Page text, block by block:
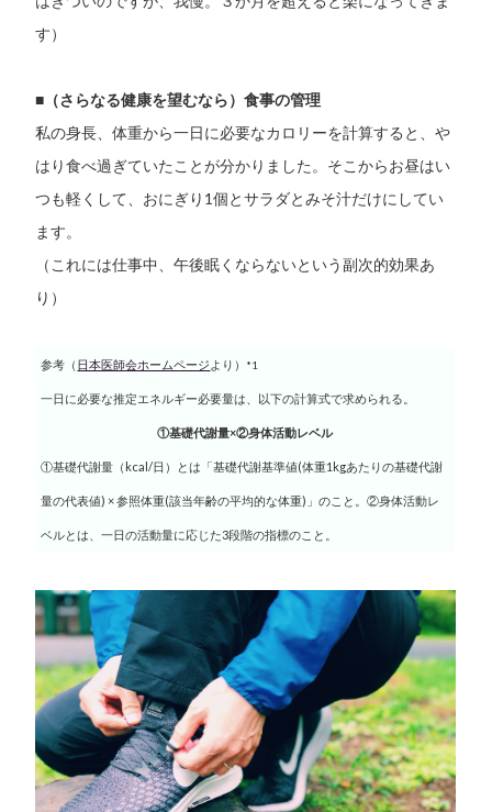
す）
■（さらなる健康を望むなら）食事の管理
私の身長、体重から一日に必要なカロリーを計算すると、や
はり食べ過ぎていたことが分かりました。そこからお昼はい
つも軽くして、おにぎり1個とサラダとみそ汁だけにしてい
ます。
（これには仕事中、午後眠くならないという副次的効果あ
り）
参考（ 日本医師会ホームページ より） *1
一日に必要な推定エネルギー必要量は、以下の計算式で求められる。
①基礎代謝量×②身体活動レベル
①基礎代謝量（kcal/日）とは「基礎代謝基準値(体重1kgあたりの基礎代謝
量の代表値) × 参照体重(該当年齢の平均的な体重)」のこと。②身体活動レ
ベルとは、一日の活動量に応じた3段階の指標のこと。